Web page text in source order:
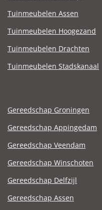
Tuinmeubelen Assen
Tuinmeubelen Hoogezand
Tuinmeubelen Drachten
Tuinmeubelen Stadskanaal
Gereedschap Groningen
Gereedschap Appingedam
Gereedschap Veendam
Gereedschap Winschoten
Gereedschap Delfzijl
Gereedschap Assen